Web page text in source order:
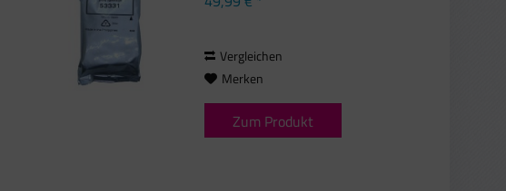
2, Primera Bravo, Primera Bravo 1,
Vergleichen
Merken
Zum Produkt